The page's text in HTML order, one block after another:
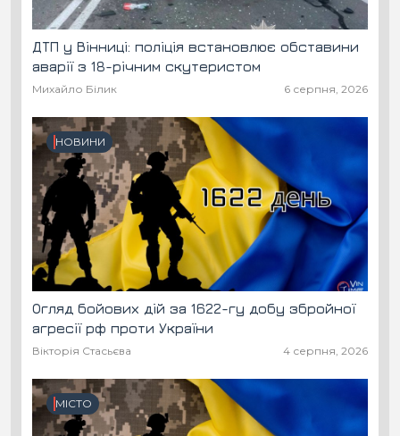
ДТП у Вінниці: поліція встановлює обставини
аварії з 18-річним скутеристом
Михайло Білик 6 серпня, 2026
НОВИНИ
Огляд бойових дій за 1622-гу добу збройної
агресії рф проти України
Вікторія Стасьєва 4 серпня, 2026
МІСТО